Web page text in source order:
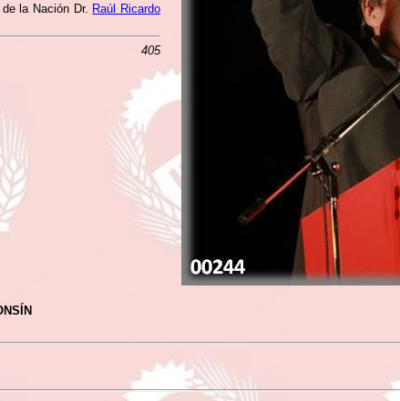
la Nación Dr. Raúl Ricardo
405